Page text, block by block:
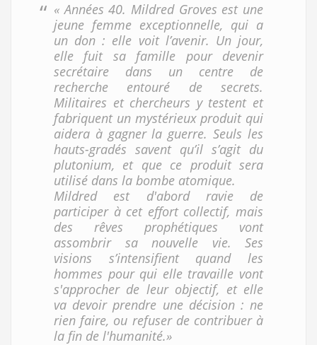
« Années 40. Mildred Groves est une
jeune femme exceptionnelle, qui a
un don : elle voit l’avenir. Un jour,
elle fuit sa famille pour devenir
secrétaire dans un centre de
recherche entouré de secrets.
Militaires et chercheurs y testent et
fabriquent un mystérieux produit qui
aidera à gagner la guerre. Seuls les
hauts-gradés savent qu’il s’agit du
plutonium, et que ce produit sera
utilisé dans la bombe atomique.
Mildred est d'abord ravie de
participer à cet effort collectif, mais
des rêves prophétiques vont
assombrir sa nouvelle vie. Ses
visions s’intensifient quand les
hommes pour qui elle travaille vont
s'approcher de leur objectif, et elle
va devoir prendre une décision : ne
rien faire, ou refuser de contribuer à
la fin de l'humanité.»